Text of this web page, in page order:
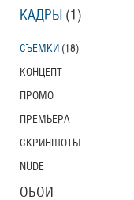
КАДРЫ (1)
СЪЕМКИ (18)
КОНЦЕПТ
ПРОМО
ПРЕМЬЕРА
СКРИНШОТЫ
NUDE
ОБОИ